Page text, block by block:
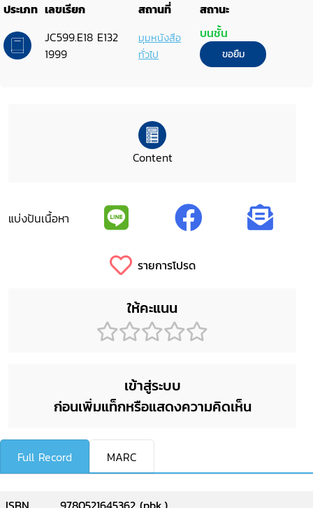
ประเภท เลขเรียก สถานที่
สถานะ
JC599.E18 E132
1999
มุมหนังสือ
ทั่วไป
บนชั้น
ขอยืม
Content
แบ่งปันเนื้อหา
รายการโปรด
ให้คะแนน
เข้าสู่ระบบ
ก่อนเพิ่มแท็กหรือแสดงความคิดเห็น
Full Record MARC